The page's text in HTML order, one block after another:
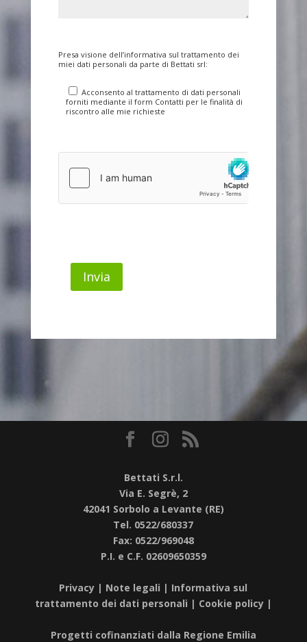
Presa visione dell’informativa sul trattamento dei
miei dati personali da parte di Bettati srl:
Acconsento al trattamento di dati personali
forniti mediante il form Contatti per le finalità di
riscontro alle mie richieste
Bettati S.r.l.
Via E. Segrè, 2
42041 Sorbolo a Levante (RE)
Tel. 0522/680337
Fax: 0522/969048
P.I. e C.F. 02609650359
Privacy | Note legali | Informativa sul
trattamento dei dati personali | Cookie policy|
Progetti cofinanziati dalla Regione Emilia